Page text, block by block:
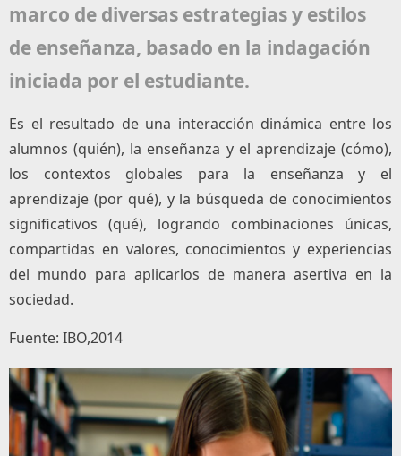
marco de diversas estrategias y estilos
de enseñanza, basado en la indagación
iniciada por el estudiante.
Es el resultado de una interacción dinámica entre los
alumnos (quién), la enseñanza y el aprendizaje (cómo),
los contextos globales para la enseñanza y el
aprendizaje (por qué), y la búsqueda de conocimientos
significativos (qué), logrando combinaciones únicas,
compartidas en valores, conocimientos y experiencias
del mundo para aplicarlos de manera asertiva en la
sociedad.
Fuente: IBO,2014